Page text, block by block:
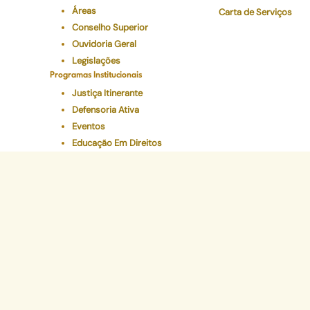
Áreas
Conselho Superior
Ouvidoria Geral
Legislações
Programas Institucionais
Justiça Itinerante
Defensoria Ativa
Eventos
Educação Em Direitos
Carta de Serviços